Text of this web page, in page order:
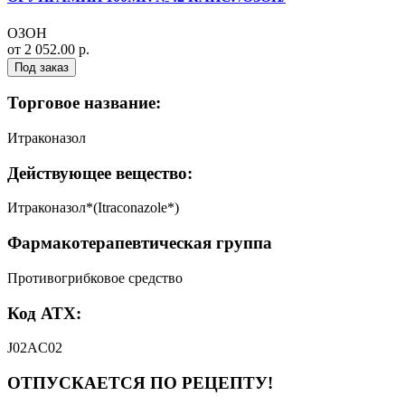
ОЗОН
от 2 052.00 р.
Под заказ
Торговое название:
Итраконазол
Действующее вещество:
Итраконазол*(Itraconazole*)
Фармакотерапевтическая группа
Противогрибковое средство
Код АТХ:
J02AC02
ОТПУСКАЕТСЯ ПО РЕЦЕПТУ!